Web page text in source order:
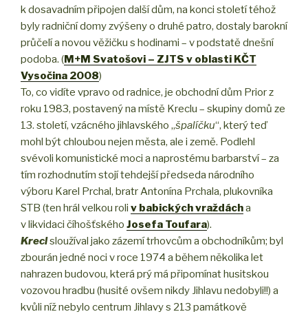
k dosavadním připojen další dům, na konci století téhož
byly radniční domy zvýšeny o druhé patro, dostaly barokní
průčelí a novou věžičku s hodinami – v podstatě dnešní
podoba. (M+M Svatošovi – ZJTS v oblasti KČT
Vysočina 2008)
To, co vidíte vpravo od radnice, je obchodní dům Prior z
roku 1983, postavený na místě Kreclu – skupiny domů ze
13. století, vzácného jihlavského „špalíčku“, který teď
mohl být chloubou nejen města, ale i země. Podlehl
svévoli komunistické moci a naprostému barbarství – za
tím rozhodnutím stojí tehdejší předseda národního
výboru Karel Prchal, bratr Antonína Prchala, plukovníka
STB (ten hrál velkou roli v babických vraždácha
v likvidaci číhošťského Josefa Toufara).
Kreclsloužíval jako zázemí trhovcům a obchodníkům; byl
zbourán jedné noci v roce 1974 a během několika let
nahrazen budovou, která prý má připomínat husitskou
vozovou hradbu (husité ovšem nikdy Jihlavu nedobyli!!) a
kvůli níž nebylo centrum Jihlavy s 213 památkově